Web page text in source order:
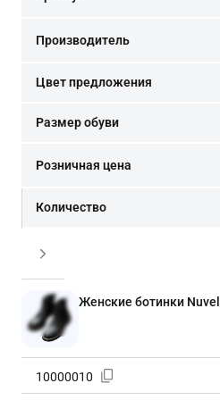
Производитель
Цвет предложения
Размер обуви
Розничная цена
Количество
Женские ботинки
10000010